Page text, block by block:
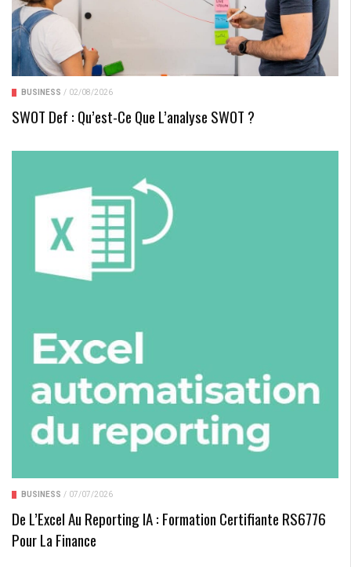
BUSINESS / 02/08/2026
SWOT Def : Qu’est-Ce Que L’analyse SWOT ?
BUSINESS / 07/07/2026
De L’Excel Au Reporting IA : Formation Certifiante RS6776
Pour La Finance